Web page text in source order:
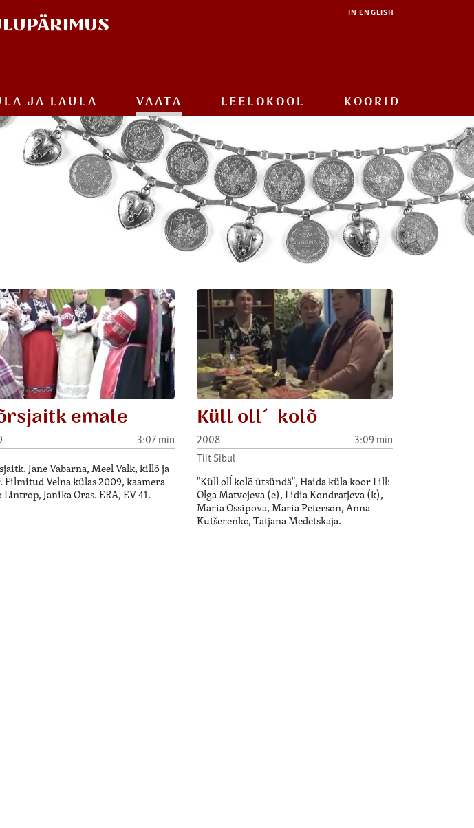
IN ENGLISH
JA LAULA VAATA LEELOKOOL KOORID
emale
3:07 min
Jane Vabarna, Meel Valk, killõ ja
Filmitud Velna külas 2009, kaamera
Lintrop, Janika Oras. ERA, EV 41.
Küll oll´ kolõ
2008
3:09 min
Tiit Sibul
"Küll olĺ kolõ ütsündä", Haida küla koor Lill:
Olga Matvejeva (e), Lidia Kondratjeva (k),
Maria Ossipova, Maria Peterson, Anna
Kutšerenko, Tatjana Medetskaja.